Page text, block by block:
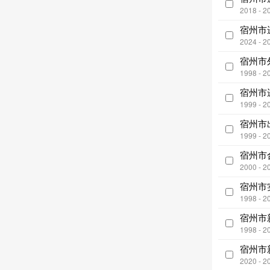
2018 -
宿州市
2024 -
宿州市
1998 -
宿州市
1999 -
宿州市
1999 -
宿州市
2000 -
宿州市
1998 -
宿州市
1998 -
宿州市
2020 -